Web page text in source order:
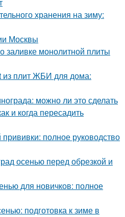
хранения на зиму:
Москвы
заливке монолитной плиты
из плит ЖБИ для дома:
можно ли это сделать
и когда пересадить
полное руководство
осенью перед обрезкой и
для новичков: полное
подготовка к зиме в